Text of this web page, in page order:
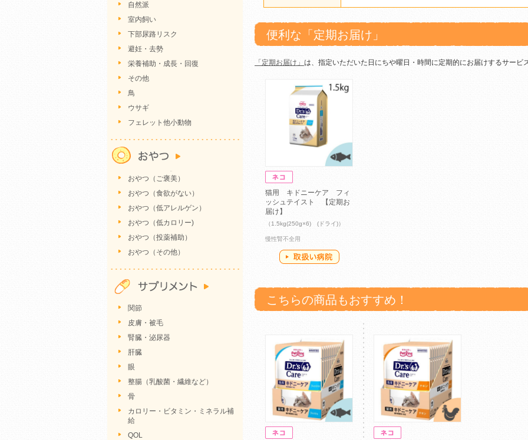
便利な「定期お届け」
「定期お届け」 は、指定いただいた日にちや曜日・時間に定期的にお届けするサービ
猫用 キドニーケア フィ
ッシュテイスト 【定期お
届け】
（1.5kg(250g×6) (ドライ)）
慢性腎不全用
こちらの商品もおすすめ！
自然派
室内飼い
下部尿路リスク
避妊・去勢
栄養補助・成長・回復
その他
鳥
ウサギ
フェレット他小動物
おやつ（ご褒美）
おやつ（食欲がない）
おやつ（低アレルゲン）
おやつ（低カロリー)
おやつ（投薬補助）
おやつ（その他）
関節
皮膚・被毛
腎臓・泌尿器
肝臓
眼
整腸（乳酸菌・繊維など）
骨
カロリー・ビタミン・ミネラル補
給
QOL